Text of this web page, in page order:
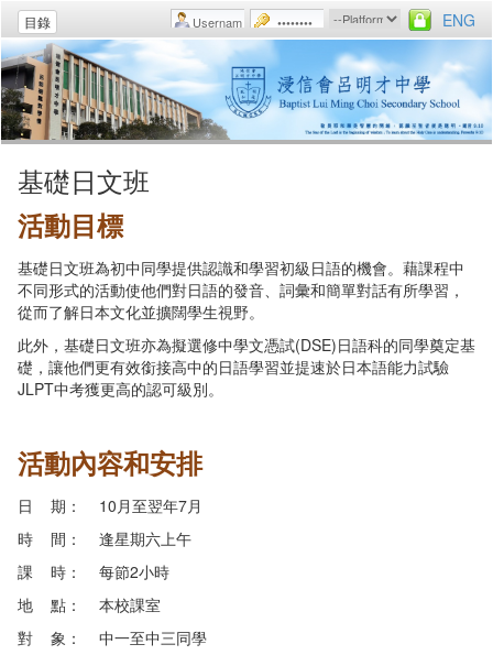
目錄 ENG
基礎日文班
活動目標
基礎日文班為初中同學提供認識和學習初級日語的機會。藉課程中
不同形式的活動使他們對日語的發音、詞彙和簡單對話有所學習，
從而了解日本文化並擴闊學生視野。
此外，基礎日文班亦為擬選修中學文憑試(DSE)日語科的同學奠定基
礎，讓他們更有效銜接高中的日語學習並提速於日本語能力試驗
JLPT中考獲更高的認可級別。
活動內容和安排
日 期： 10月至翌年7月
時 間： 逢星期六上午
課 時： 每節2小時
地 點： 本校課室
對 象： 中一至中三同學